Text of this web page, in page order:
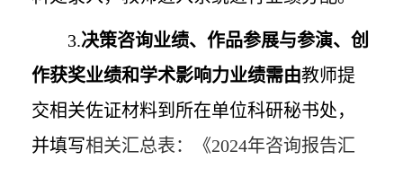
3.决策咨询业绩、作品参展与参演、创
作获奖业绩和学术影响力业绩需由教师提
交相关佐证材料到所在单位科研秘书处，
并填写相关汇总表：《2024年咨询报告汇